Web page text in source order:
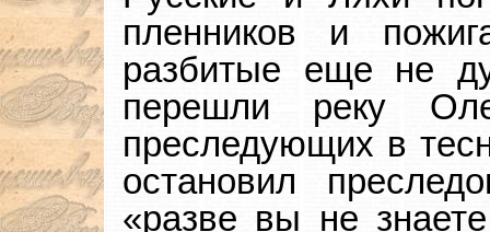
пленников и
разбитые еще не
перешли реку
преследующих в
остановил
«разве вы не